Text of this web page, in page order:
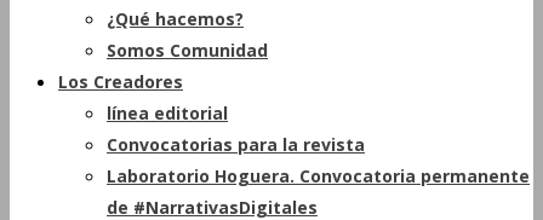
¿Qué hacemos?
Somos Comunidad
Los Creadores
línea editorial
Convocatorias para la revista
Laboratorio Hoguera. Convocatoria permanente
de #NarrativasDigitales